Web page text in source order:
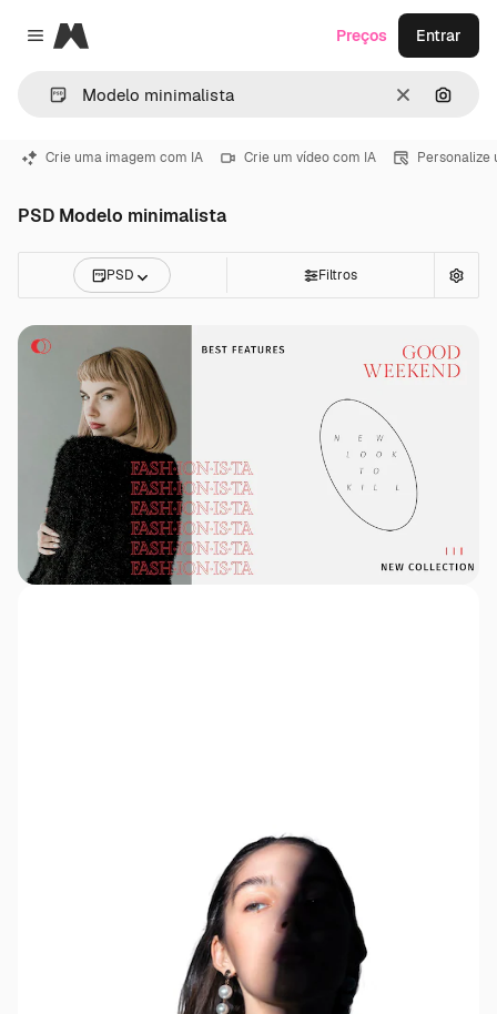
Close menu
Magnific
Limpar
Preços Entrar
Crie uma imagem com IA Crie um vídeo com IA Personalize
PSD Modelo minimalista
PSD Filtros